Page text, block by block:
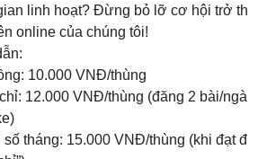
linh hoạt? Đừng bỏ lỡ cơ hội trở th
online của chúng tôi!
10.000 VNĐ/thùng
12.000 VNĐ/thùng (đăng 2 bài/ngà
tháng: 15.000 VNĐ/thùng (khi đạt đ